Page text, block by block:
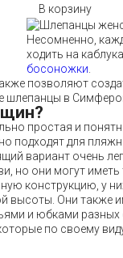
В корзину
Несомненно,
ходить на
босоножки
позволяют
шлепанцы в
простая и
подходят для
вариант очень
они могут иметь
конструкцию, у
высоты. Они
и юбками разных
по своему